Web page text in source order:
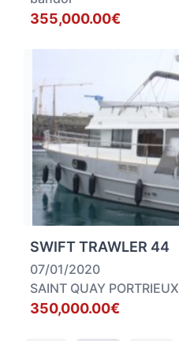
355,000.00€
SWIFT TRAWLER 44
07/01/2020
SAINT QUAY PORTRIEUX
350,000.00€